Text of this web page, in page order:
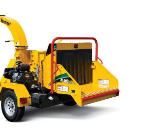
APERÇU